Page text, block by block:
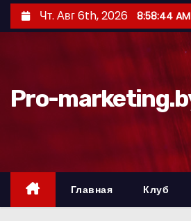
е
д
Чт. Авг 6th, 2026 8:58:45 AM
Pro-
Главная Клуб